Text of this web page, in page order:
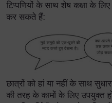
टिप्पणियों के साथ शेष कक्षा के
कर सकते हैं:
छात्रों को हां या नहीं के साथ
की तरह के कामों के लिए उपयुक्त